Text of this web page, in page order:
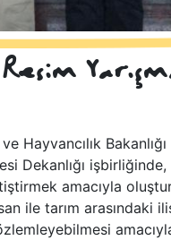
Hayvancılık
Dekanlığı
amacıyla
ile tarım